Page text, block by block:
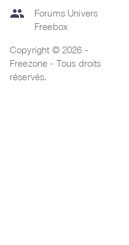
group
Forums Univers
Freebox
Copyright © 2026 -
Freezone - Tous droits
réservés.